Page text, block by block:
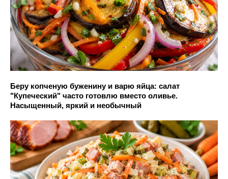
Беру копченую буженину и варю яйца: салат
"Купеческий" часто готовлю вместо оливье.
Насыщенный, яркий и необычный